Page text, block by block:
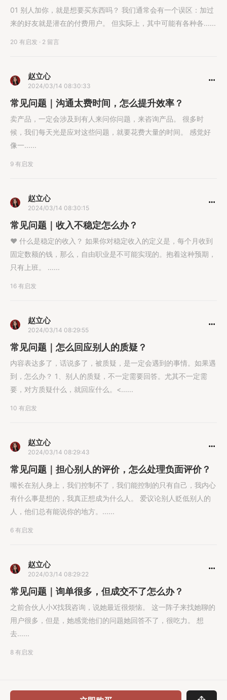
01 别人加你，就是想要买东西吗？ 我们通常会有一个误区：加过
来的好友就是潜在的付费用户。 但实际上，其中可能有各种各......
20 有启发 · 2 留言
赵立心
2024/03/14 08:30:33
常见问题｜沟通太费时间，怎么提升效率？
卖产品，一定会涉及到有人来问你问题，来咨询产品。 很多时
候，我们每天光是应对这些问题，就要花费大量的时间。 感觉好
像一......
9 有启发
赵立心
2024/03/14 08:30:15
常见问题｜收入不稳定怎么办？
❤️ 什么是稳定的收入？ 如果你对稳定收入的定义是，每个月收到
固定数额的钱，那么，自由职业是不可能实现的。抱着这种预期，
只有上班。 ......
16 有启发
赵立心
2024/03/14 08:29:55
常见问题｜怎么回应别人的质疑？
内容表达多了，话说多了，被质疑，是一定会遇到的事情。如果遇
到，怎么办？ 1、别人的质疑，不一定需要回答。尤其不一定需
要，对方质疑什么，就回应什么。<......
10 有启发
赵立心
2024/03/14 08:29:43
常见问题｜担心别人的评价，怎么处理负面评价？
嘴长在别人身上，我们控制不了，我们能控制的只有自己，我内心
有什么事是想的，我真正想成为什么人。 爱议论别人贬低别人的
人，他们总有能说你的地方。......
6 有启发
赵立心
2024/03/14 08:29:22
常见问题｜询单很多，但成交不了怎么办？
之前合伙人小X找我咨询，说她最近很烦恼。 这一阵子来找她聊的
用户很多，但是，她感觉他们的问题她回答不了，很吃力。 想
去......
8 有启发